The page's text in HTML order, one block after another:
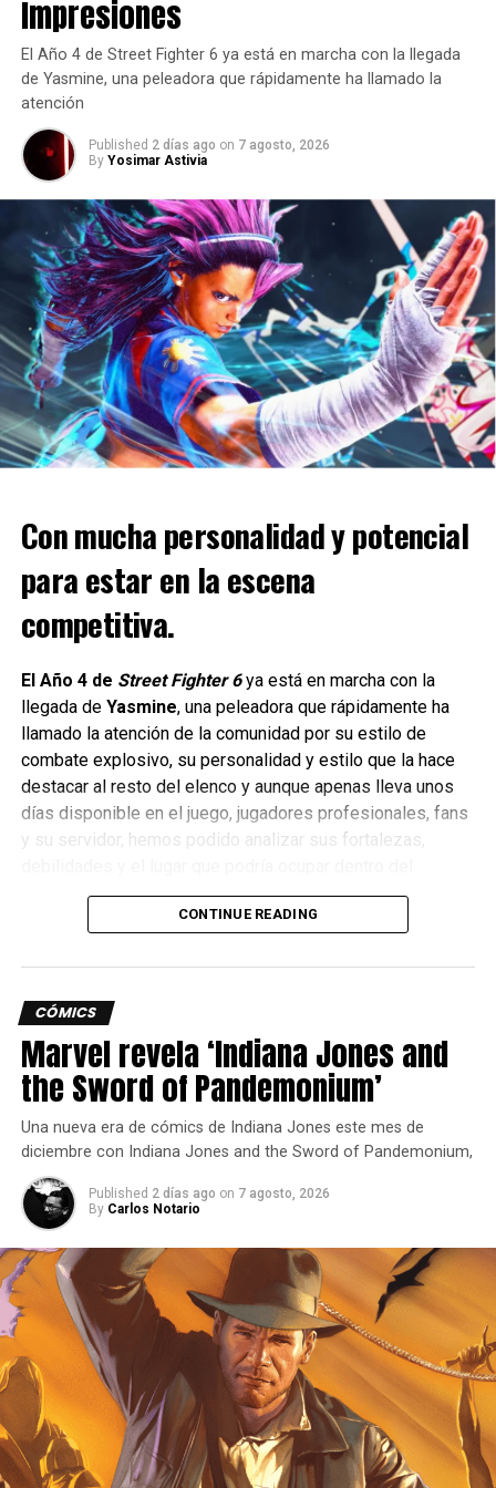
Xbox?
comments
RELATED TOPICS:
XBOX ONE
UP NEXT
El nuevo trailer de Super Smash Bros.
Ultimate es lo que necesitas para iniciar la
semana.
DON'T MISS
Regresaremos al Bosque de los 100 Acres en
Kingdom Hearts III
Yosimar Astivia
Impresiones
El Año 4 de Street Fighter 6 ya está en marcha con la llegada
de Yasmine, una peleadora que rápidamente ha llamado la
atención
Published 2 días ago on 7 agosto, 2026
By Yosimar Astivia
Con mucha personalidad y potencial
para estar en la escena
competitiva.
El Año 4 de Street Fighter 6ya está en marcha con la
llegada de Yasmine, una peleadora que rápidamente ha
llamado la atención de la comunidad por su estilo de
combate explosivo, su personalidad y estilo que la hace
destacar al resto del elenco y aunque apenas lleva unos
días disponible en el juego, jugadores profesionales, fans
y su servidor, hemos podido analizar sus fortalezas,
competitivo y aquí les cuento el cómo se siente esta
Una peleadora de presión constante.
Yasmine está diseñada para quienes disfrutan de un
CONTINUE READING
CÓMICS
Marvel revela ‘Indiana Jones and
the Sword of Pandemonium’
Una nueva era de cómics de Indiana Jones este mes de
diciembre con Indiana Jones and the Sword of Pandemonium,
Published 2 días ago on 7 agosto, 2026
By Carlos Notario